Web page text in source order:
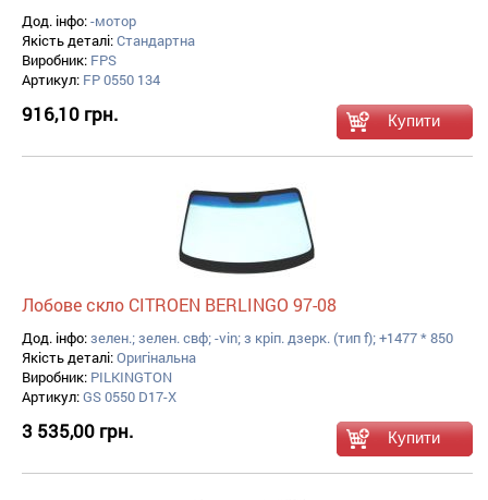
Дод. інфо:-мотор
Якість деталі:Стандартна
Виробник: FPS
Артикул: FP 0550 134
916,10 грн.
Лобове скло CITROEN BERLINGO 97-08
Дод. інфо:зелен.; зелен. свф; -vin; з кріп. дзерк. (тип f); +1477 * 850
Якість деталі:Оригінальна
Виробник: PILKINGTON
Артикул:GS 0550 D17-X
3 535,00 грн.